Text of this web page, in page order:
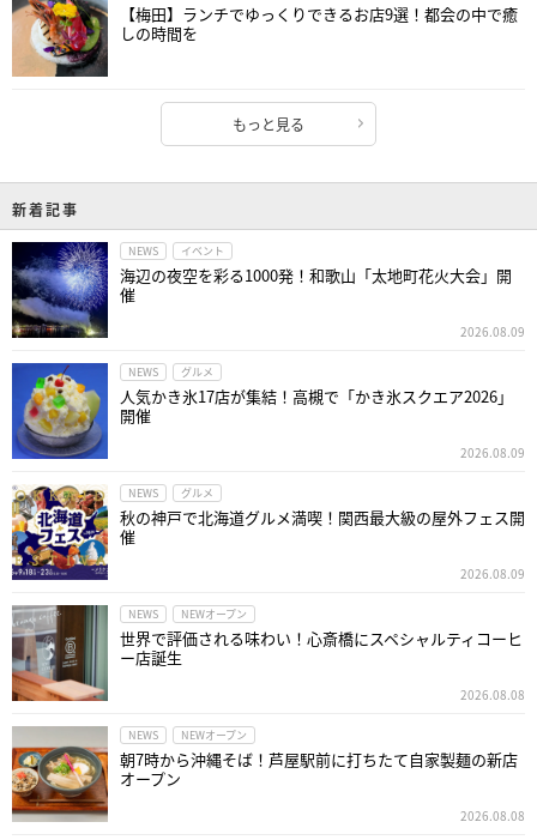
【梅田】ランチでゆっくりできるお店9選！都会の中で癒
しの時間を
もっと見る
新着記事
NEWS イベント
海辺の夜空を彩る1000発！和歌山「太地町花火大会」開
催
2026.08.09
NEWS グルメ
人気かき氷17店が集結！高槻で「かき氷スクエア2026」
開催
2026.08.09
NEWS グルメ
秋の神戸で北海道グルメ満喫！関西最大級の屋外フェス開
催
2026.08.09
NEWS NEWオープン
世界で評価される味わい！心斎橋にスペシャルティコーヒ
ー店誕生
2026.08.08
NEWS NEWオープン
朝7時から沖縄そば！芦屋駅前に打ちたて自家製麺の新店
オープン
2026.08.08